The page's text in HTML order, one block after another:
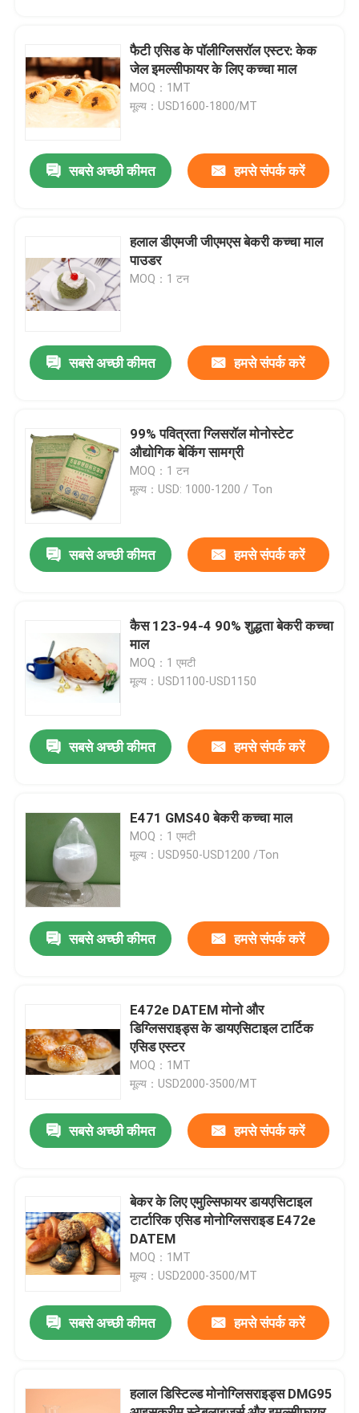
घर
वीडियो
हमारे बारे में
गुणवत्ता नियंत्रण
संपर्क करें
एक उद्धरण का अनुरोध करें
फैटी एसिड के पॉलीग्लिसरॉल एस्टर: केक
जेल इमल्सीफायर के लिए कच्चा माल
MOQ：1MT
मूल्य：USD1600-1800/MT
सबसे अच्छी कीमत हमसे संपर्क करें
हलाल डीएमजी जीएमएस बेकरी कच्चा माल
पाउडर
MOQ：1 टन
सबसे अच्छी कीमत हमसे संपर्क करें
99% पवित्रता ग्लिसरॉल मोनोस्टेट
औद्योगिक बेकिंग सामग्री
MOQ：1 टन
मूल्य：USD: 1000-1200 / Ton
सबसे अच्छी कीमत हमसे संपर्क करें
कैस 123-94-4 90% शुद्धता बेकरी कच्चा
माल
MOQ：1 एमटी
मूल्य：USD1100-USD1150
सबसे अच्छी कीमत हमसे संपर्क करें
E471 GMS40 बेकरी कच्चा माल
MOQ：1 एमटी
मूल्य：USD950-USD1200 /Ton
सबसे अच्छी कीमत हमसे संपर्क करें
E472e DATEM मोनो और
डिग्लिसराइड्स के डायएसिटाइल टार्टिक
एसिड एस्टर
MOQ：1MT
मूल्य：USD2000-3500/MT
सबसे अच्छी कीमत हमसे संपर्क करें
बेकर के लिए एमुल्सिफायर डायएसिटाइल
टार्टारिक एसिड मोनोग्लिसराइड E472e
DATEM
MOQ：1MT
मूल्य：USD2000-3500/MT
सबसे अच्छी कीमत हमसे संपर्क करें
हलाल डिस्टिल्ड मोनोग्लिसराइड्स DMG95